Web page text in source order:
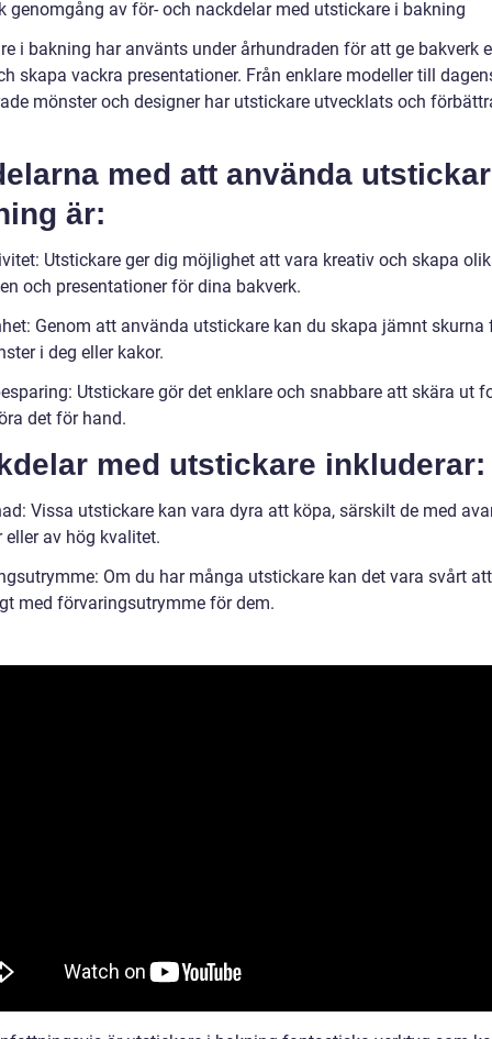
genomgång av för- och nackdelar med utstickare i bakning
i bakning har använts under århundraden för att ge bakverk
skapa vackra presentationer. Från enklare modeller till
mönster och designer har utstickare utvecklats och
med att använda
är:
Utstickare ger dig möjlighet att vara kreativ och skapa
och presentationer för dina bakverk.
Genom att använda utstickare kan du skapa jämnt skurna
i deg eller kakor.
Utstickare gör det enklare och snabbare att skära ut
det för hand.
med utstickare inkluderar:
Vissa utstickare kan vara dyra att köpa, särskilt de med
eller av hög kvalitet.
Om du har många utstickare kan det vara svårt
med förvaringsutrymme för dem.